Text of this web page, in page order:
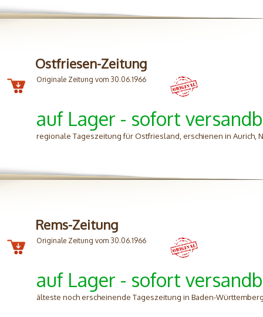
Ostfriesen-Zeitung
Originale Zeitung vom 30.06.1966
auf Lager - sofort
regionale Tageszeitung für Ostfriesland, erschienen in Aurich,
Rems-Zeitung
Originale Zeitung vom 30.06.1966
auf Lager - sofort
älteste noch erscheinende Tageszeitung in Baden-